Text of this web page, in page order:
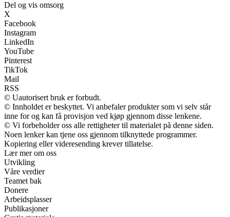
Del og vis omsorg
X
Facebook
Instagram
LinkedIn
YouTube
Pinterest
TikTok
Mail
RSS
© Uautorisert bruk er forbudt.
© Innholdet er beskyttet. Vi anbefaler produkter som vi selv står
inne for og kan få provisjon ved kjøp gjennom disse lenkene.
© Vi forbeholder oss alle rettigheter til materialet på denne siden.
Noen lenker kan tjene oss gjennom tilknyttede programmer.
Kopiering eller videresending krever tillatelse.
Lær mer om oss
Utvikling
Våre verdier
Teamet bak
Donere
Arbeidsplasser
Publikasjoner